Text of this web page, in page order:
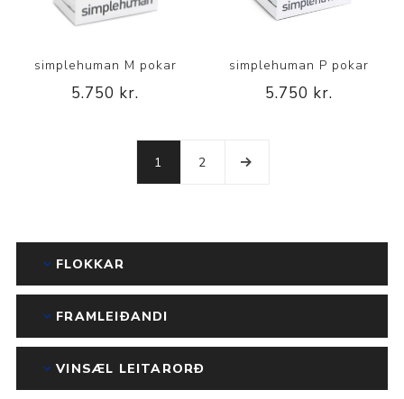
simplehuman M pokar
5.750 kr.
simplehuman P pokar
5.750 kr.
1 2
FLOKKAR
FRAMLEIÐANDI
VINSÆL LEITARORÐ